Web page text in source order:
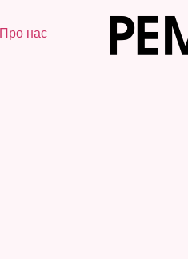
Про нас